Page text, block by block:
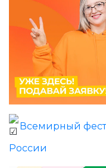
Всемирный
России